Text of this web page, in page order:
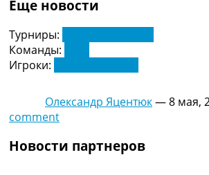
Трансферы
Новости футбола Украины
Последние комментарии
Конкурс прогнозов
Рейтинги
Турниры
Еще новости
Турниры:
Команды:
Игроки:
Олександр Яцентюк—8 мая,
comment
Новости партнеров